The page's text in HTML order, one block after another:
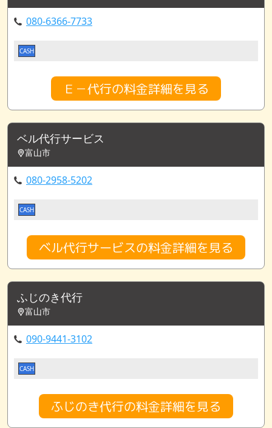
080-6366-7733
CASH
Ｅ－代行の料金詳細を見る
ベル代行サービス
富山市
080-2958-5202
CASH
ベル代行サービスの料金詳細を見る
ふじのき代行
富山市
090-9441-3102
CASH
ふじのき代行の料金詳細を見る